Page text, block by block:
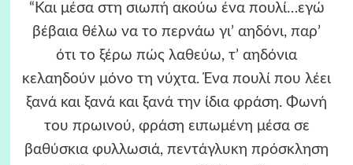
“Και μέσα στη σιωπή ακούω ένα πουλί…εγώ
βέβαια θέλω να το περνάω γι’ αηδόνι, παρ’
ότι το ξέρω πώς λαθεύω, τ’ αηδόνια
κελαηδούν μόνο τη νύχτα. Ένα πουλί που λέει
ξανά και ξανά και ξανά την ίδια φράση. Φωνή
του πρωινού, φράση ειπωμένη μέσα σε
βαθύσκια φυλλωσιά, πεντάγλυκη πρόσκληση